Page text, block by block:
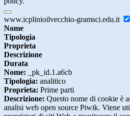
www.icplinioilvecchio-gramsci.edu.it
Nome
Tipologia
Proprieta
Descrizione
Durata
Nome: _pk_id.1.a6cb
Tipologia: analitico
Proprieta: Prime parti
Descrizione: Questo nome di cookie è
analisi web open source Piwik. Viene